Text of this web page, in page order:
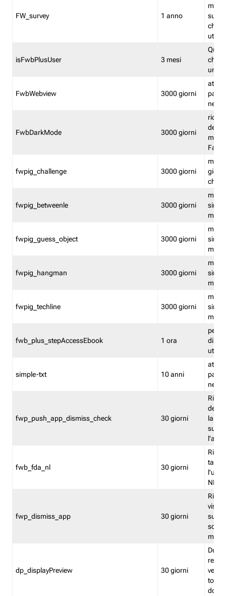
FW_survey 1 anno
utenti
isFwbPlusUser 3 mesi
che
una
FwbWebview 3000 giorni
attiva
FwbDarkMode 3000 giorni
fwpig_challenge 3000 giorni
fwpig_betweenle 3000 giorni
fwpig_guess_object 3000 giorni
fwpig_hangman 3000 giorni
fwpig_techline 3000 giorni
fwb_plus_stepAccessEbook 1 ora
di un
simple-txt 10 anni
attiva
fwp_push_app_dismiss_check 30 giorni
la
fwb_fda_nl 30 giorni
NL
fwp_dismiss_app 30 giorni
visto
dp_displayPreview 30 giorni
torna
dopo